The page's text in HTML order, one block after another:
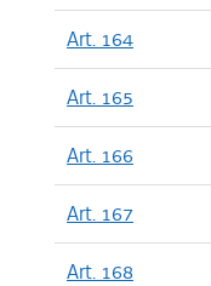
Art. 164
Art. 165
Art. 166
Art. 167
Art. 168